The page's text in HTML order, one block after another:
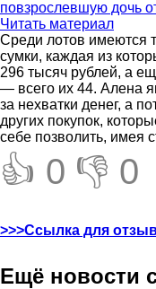
повзрослевшую дочь
Читать материал
Среди лотов имеются
сумки, каждая из
296 тысяч рублей, а
— всего их 44. Алена
за нехватки денег, а
других покупок,
себе позволить, имея
👍 0 👎 0
>>>Ссылка для
Ещё новости